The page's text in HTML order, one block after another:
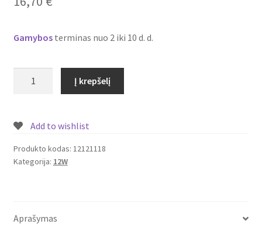
Gamybosterminas nuo 2 iki 10 d. d.
LED
šviestuvas/panelė
su
12121118
Į krepšelį
Add to wishlist
Produkto kodas: 12121118
Kategorija: 12W
Aprašymas